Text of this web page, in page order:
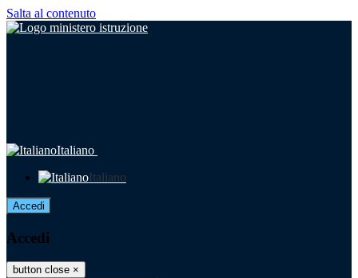
Salta al contenuto
Italiano
Italiano
Accedi
Accedi
button close ×